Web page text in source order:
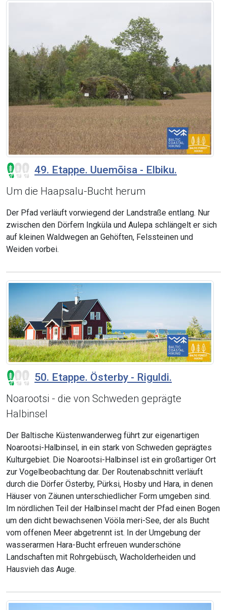
49. Etappe. Uuemõisa - Elbiku.
Um die Haapsalu-Bucht herum
Der Pfad verläuft vorwiegend der Landstraße entlang. Nur
zwischen den Dörfern Ingküla und Aulepa schlängelt er sich
auf kleinen Waldwegen an Gehöften, Felssteinen und
Weiden vorbei.
50. Etappe. Österby - Riguldi.
Noarootsi - die von Schweden geprägte
Halbinsel
Der Baltische Küstenwanderweg führt zur eigenartigen
Noarootsi-Halbinsel, in ein stark von Schweden geprägtes
Kulturgebiet. Die Noarootsi-Halbinsel ist ein großartiger Ort
zur Vogelbeobachtung dar. Der Routenabschnitt verläuft
durch die Dörfer Österby, Pürksi, Hosby und Hara, in denen
Häuser von Zäunen unterschiedlicher Form umgeben sind.
Im nördlichen Teil der Halbinsel macht der Pfad einen Bogen
um den dicht bewachsenen Vööla meri-See, der als Bucht
vom offenen Meer abgetrennt ist. In der Umgebung der
wasserarmen Hara-Bucht erfreuen wunderschöne
Landschaften mit Rohrgebüsch, Wacholderheiden und
Hausvieh das Auge.